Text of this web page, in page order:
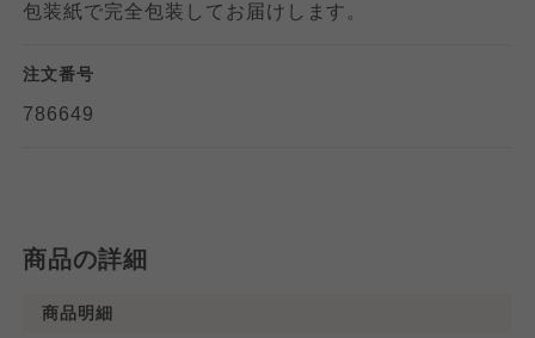
包装紙で完全包装してお届けします。
注文番号
786649
商品の詳細
商品明細
大阪いずみ市民生協
大阪いずみ市民生協